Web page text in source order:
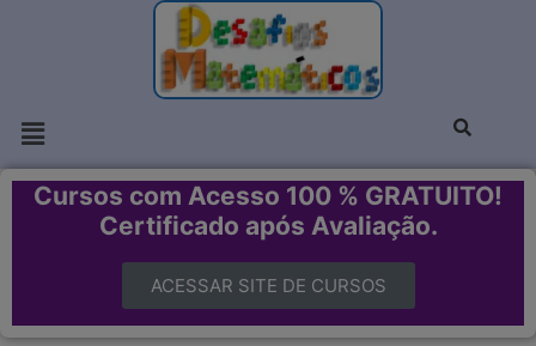
Cursos com Acesso 100 % GRATUITO!
Certificado após Avaliação.
ACESSAR SITE DE CURSOS